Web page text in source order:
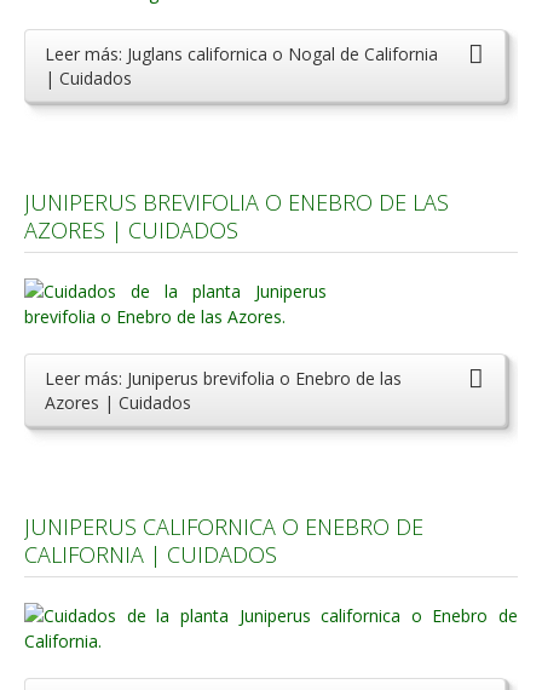
Leer más: Juglans californica o Nogal de California
| Cuidados
JUNIPERUS BREVIFOLIA O ENEBRO DE LAS
AZORES | CUIDADOS
Leer más: Juniperus brevifolia o Enebro de las
Azores | Cuidados
JUNIPERUS CALIFORNICA O ENEBRO DE
CALIFORNIA | CUIDADOS